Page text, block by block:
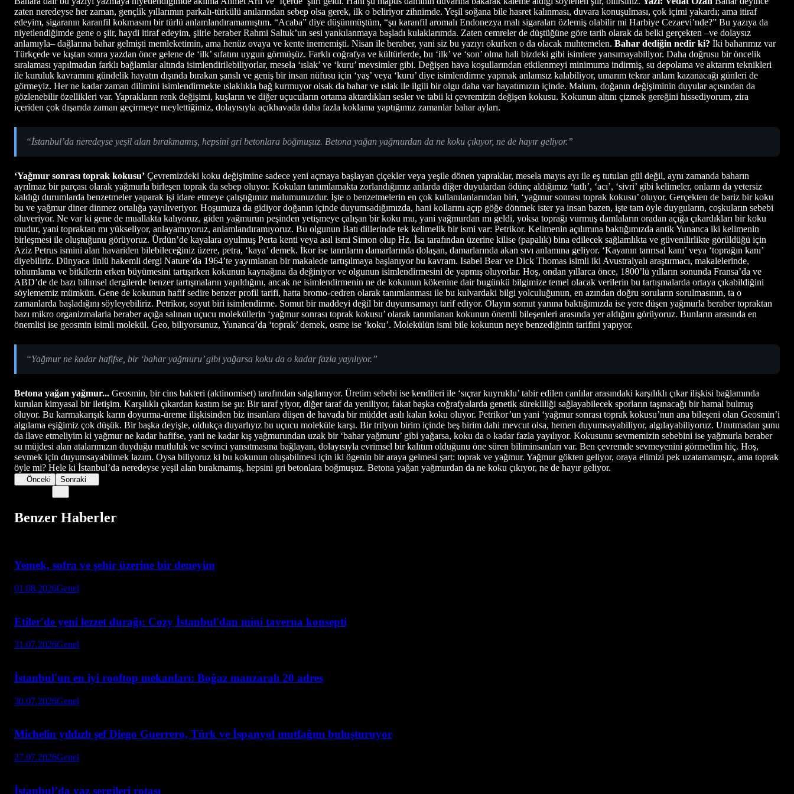
zaten neredeyse her zaman, gençlik yıllarımın parkalı-türkülü anılarından sebep olsa gerek, ilk o beliriyor zihnimde. Yeşil soğana bile hasret kalınması, duvara konuşulması, çok içimi yakardı; ama itiraf
edeyim, sigaranın karanfil kokmasını bir türlü anlamlandıramamıştım. “Acaba” diye düşünmüştüm, “şu karanfil aromalı Endonezya malı sigaraları özlemiş olabilir mi Harbiye Cezaevi’nde?” Bu yazıya da
niyetlendiğimde gene o şiir, haydi itiraf edeyim, şiirle beraber Rahmi Saltuk’un sesi yankılanmaya başladı kulaklarımda. Zaten cemreler de düştüğüne göre tarih olarak da belki gerçekten –ve dolaysız
anlamıyla– dağlarına bahar gelmişti memleketimin, ama henüz ovaya ve kente inememişti. Nisan ile beraber, yani siz bu yazıyı okurken o da olacak muhtemelen. Bahar dediğin nedir ki? İki baharımız var
Türkçede ve kıştan sonra yazdan önce gelene de ‘ilk’ sıfatını uygun görmüşüz. Farklı coğrafya ve kültürlerde, bu ‘ilk’ ve ‘son’ olma hali bizdeki gibi isimlere yansımayabiliyor. Daha doğrusu bir öncelik
sıralaması yapılmadan farklı bağlamlar altında isimlendirilebiliyorlar, mesela ‘ıslak’ ve ‘kuru’ mevsimler gibi. Değişen hava koşullarından etkilenmeyi minimuma indirmiş, su depolama ve aktarım teknikleri
ile kuruluk kavramını gündelik hayatın dışında bırakan şanslı ve geniş bir insan nüfusu için ‘yaş’ veya ‘kuru’ diye isimlendirme yapmak anlamsız kalabiliyor, umarım tekrar anlam kazanacağı günleri de
görmeyiz. Her ne kadar zaman dilimini isimlendirmekte ıslaklıkla bağ kurmuyor olsak da bahar ve ıslak ile ilgili bir olgu daha var hayatımızın içinde. Malum, doğanın değişiminin duyular açısından da
gözlenebilir özellikleri var. Yaprakların renk değişimi, kuşların ve diğer uçucuların ortama aktardıkları sesler ve tabii ki çevremizin değişen kokusu. Kokunun altını çizmek gereğini hissediyorum, zira
içeriden çok dışarıda zaman geçirmeye meylettiğimiz, dolayısıyla açıkhavada daha fazla koklama yaptığımız zamanlar bahar ayları.
“İstanbul’da neredeyse yeşil alan bırakmamış, hepsini gri betonlara boğmuşuz. Betona yağan yağmurdan da ne koku çıkıyor, ne de hayır geliyor.”
‘Yağmur sonrası toprak kokusu’ Çevremizdeki koku değişimine sadece yeni açmaya başlayan çiçekler veya yeşile dönen yapraklar, mesela mayıs ayı ile eş tutulan gül değil, aynı zamanda baharın
ayrılmaz bir parçası olarak yağmurla birleşen toprak da sebep oluyor. Kokuları tanımlamakta zorlandığımız anlarda diğer duyulardan ödünç aldığımız ‘tatlı’, ‘acı’, ‘sivri’ gibi kelimeler, onların da yetersiz
kaldığı durumlarda benzetmeler yaparak işi idare etmeye çalıştığımız malumunuzdur. İşte o benzetmelerin en çok kullanılanlarından biri, ‘yağmur sonrası toprak kokusu’ oluyor. Gerçekten de bariz bir koku
bu ve yağmur diner dinmez ortalığa yayılıveriyor. Hoşumuza da gidiyor doğanın içinde duyumsadığımızda, hani kollarını açıp göğe dönmek ister ya insan bazen, işte tam öyle duyguların, coşkuların sebebi
oluveriyor. Ne var ki gene de muallakta kalıyoruz, giden yağmurun peşinden yetişmeye çalışan bir koku mu, yani yağmurdan mı geldi, yoksa toprağı vurmuş damlaların oradan açığa çıkardıkları bir koku
mudur, yani topraktan mı yükseliyor, anlayamıyoruz, anlamlandıramıyoruz. Bu olgunun Batı dillerinde tek kelimelik bir ismi var: Petrikor. Kelimenin açılımına baktığımızda antik Yunanca iki kelimenin
birleşmesi ile oluştuğunu görüyoruz. Ürdün’de kayalara oyulmuş Perta kenti veya asıl ismi Simon olup Hz. İsa tarafından üzerine kilise (papalık) bina edilecek sağlamlıkta ve güvenilirlikte görüldüğü için
Aziz Petrus ismini alan havariden bilebileceğiniz üzere, petra, ‘kaya’ demek. İkor ise tanrıların damarlarında dolaşan, damarlarında akan sıvı anlamına geliyor. ‘Kayanın tanrısal kanı’ veya ‘toprağın kanı’
diyebiliriz. Dünyaca ünlü hakemli dergi Nature’da 1964’te yayımlanan bir makalede tartışılmaya başlanıyor bu kavram. Isabel Bear ve Dick Thomas isimli iki Avustralyalı araştırmacı, makalelerinde,
tohumlama ve bitkilerin erken büyümesini tartışırken kokunun kaynağına da değiniyor ve olgunun isimlendirmesini de yapmış oluyorlar. Hoş, ondan yıllarca önce, 1800’lü yılların sonunda Fransa’da ve
ABD’de de bazı bilimsel dergilerde benzer tartışmaların yapıldığını, ancak ne isimlendirmenin ne de kokunun kökenine dair bugünkü bilgimize temel olacak verilerin bu tartışmalarda ortaya çıkabildiğini
söylememiz mümkün. Gene de kokunun hafif sedire benzer profil tarifi, hatta bromo-cedren olarak tanımlanması ile bu kulvardaki bilgi yolculuğunun, en azından doğru soruların sorulmasının, ta o
zamanlarda başladığını söyleyebiliriz. Petrikor, soyut biri isimlendirme. Somut bir maddeyi değil bir duyumsamayı tarif ediyor. Olayın somut yanına baktığımızda ise yere düşen yağmurla beraber topraktan
bazı mikro organizmalarla beraber açığa salınan uçucu moleküllerin ‘yağmur sonrası toprak kokusu’ olarak tanımlanan kokunun önemli bileşenleri arasında yer aldığını görüyoruz. Bunların arasında en
önemlisi ise geosmin isimli molekül. Geo, biliyorsunuz, Yunanca’da ‘toprak’ demek, osme ise ‘koku’. Molekülün ismi bile kokunun neye benzediğinin tarifini yapıyor.
“Yağmur ne kadar hafifse, bir ‘bahar yağmuru’ gibi yağarsa koku da o kadar fazla yayılıyor.”
Betona yağan yağmur... Geosmin, bir cins bakteri (aktinomiset) tarafından salgılanıyor. Üretim sebebi ise kendileri ile ‘sıçrar kuyruklu’ tabir edilen canlılar arasındaki karşılıklı çıkar ilişkisi bağlamında
kurulan kimyasal bir iletişim. Karşılıklı çıkardan kastım ise şu: Bir taraf yiyor, diğer taraf da yeniliyor, fakat başka coğrafyalarda genetik sürekliliği sağlayabilecek sporların taşınacağı bir hamal bulmuş
oluyor. Bu karmakarışık karın doyurma-üreme ilişkisinden biz insanlara düşen de havada bir müddet asılı kalan koku oluyor. Petrikor’un yani ‘yağmur sonrası toprak kokusu’nun ana bileşeni olan Geosmin’i
algılama eşiğimiz çok düşük. Bir başka deyişle, oldukça duyarlıyız bu uçucu moleküle karşı. Bir trilyon birim içinde beş birim dahi mevcut olsa, hemen duyumsayabiliyor, algılayabiliyoruz. Unutmadan şunu
da ilave etmeliyim ki yağmur ne kadar hafifse, yani ne kadar kış yağmurundan uzak bir ‘bahar yağmuru’ gibi yağarsa, koku da o kadar fazla yayılıyor. Kokusunu sevmemizin sebebini ise yağmurla beraber
su müjdesi alan atalarımızın duyduğu mutluluk ve sevinci yansıtmasına bağlayan, dolayısıyla evrimsel bir kalıtım olduğunu öne süren biliminsanları var. Ben çevremde sevmeyenini görmedim hiç. Hoş,
sevmek için duyumsayabilmek lazım. Oysa biliyoruz ki bu kokunun oluşabilmesi için iki ögenin bir araya gelmesi şart: toprak ve yağmur. Yağmur gökten geliyor, oraya elimizi pek uzatamamışız, ama toprak
öyle mi? Hele ki İstanbul’da neredeyse yeşil alan bırakmamış, hepsini gri betonlara boğmuşuz. Betona yağan yağmurdan da ne koku çıkıyor, ne de hayır geliyor.
Önceki Sonraki
Benzer Haberler
Yemek, sofra ve şehir üzerine bir deneyim
01.08.2026Genel
Etiler'de yeni lezzet durağı: Cozy İstanbul'dan mini taverna konsepti
31.07.2026Genel
İstanbul'un en iyi rooftop mekanları: Boğaz manzaralı 20 adres
30.07.2026Genel
Michelin yıldızlı şef Diego Guerrero, Türk ve İspanyol mutfağını buluşturuyor
27.07.2026Genel
İstanbul’da yaz sergileri rotası